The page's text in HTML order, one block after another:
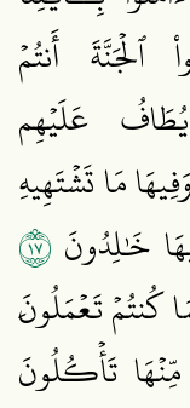
ٱلۡجَنَّةَ أَنتُمۡ
يُطَافُ عَلَيۡهِم
مَا تَشۡتَهِيهِ
خَٰلِدُونَ ٧١
كُنتُمۡ تَعۡمَلُونَ
تَأۡكُلُونَ